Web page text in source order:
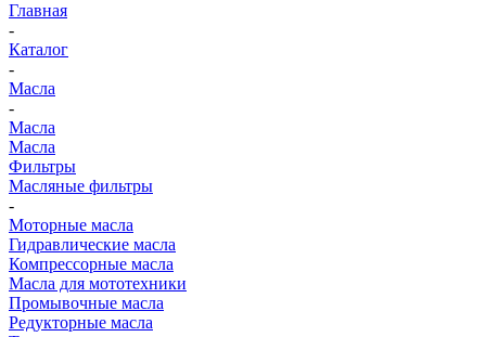
Главная
-
Каталог
-
Масла
-
Масла
Масла
Фильтры
Масляные фильтры
-
Моторные масла
Гидравлические масла
Компрессорные масла
Масла для мототехники
Промывочные масла
Редукторные масла